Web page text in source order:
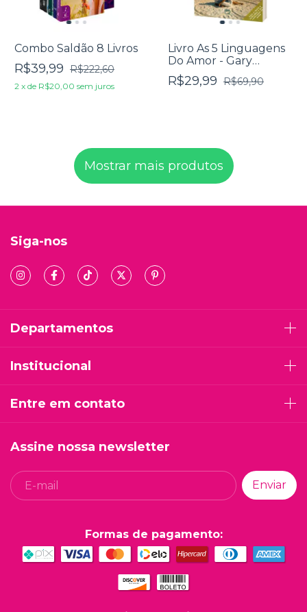
Combo Saldão 8 Livros
R$39,99 R$222,60
2 x de R$20,00 sem juros
Livro As 5 Linguagens
Do Amor - Gary
Chapman
R$29,99 R$69,90
Mostrar mais produtos
Siga-nos
Departamentos
Institucional
Entre em contato
Assine nossa newsletter
Formas de pagamento: